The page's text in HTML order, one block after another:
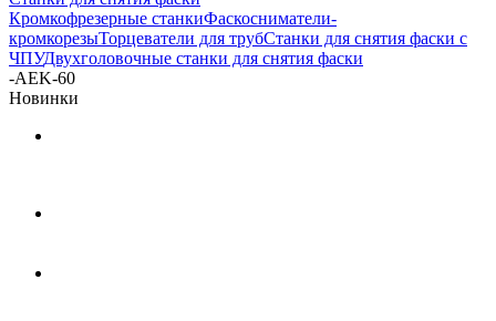
Кромкофрезерные станкиФаскосниматели-
кромкорезыТорцеватели для трубСтанки для снятия фаски с
ЧПУДвухголовочные станки для снятия фаски
-AEK-60
Новинки